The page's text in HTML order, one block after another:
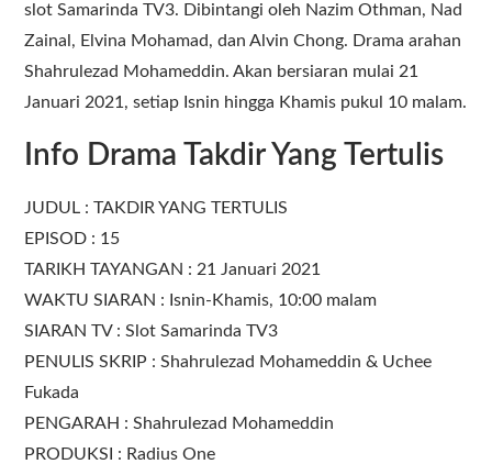
slot Samarinda TV3. Dibintangi oleh Nazim Othman, Nad
Zainal, Elvina Mohamad, dan Alvin Chong. Drama arahan
Shahrulezad Mohameddin. Akan bersiaran mulai 21
Januari 2021, setiap Isnin hingga Khamis pukul 10 malam.
Info Drama Takdir Yang Tertulis
JUDUL : TAKDIR YANG TERTULIS
EPISOD : 15
TARIKH TAYANGAN : 21 Januari 2021
WAKTU SIARAN : Isnin-Khamis, 10:00 malam
SIARAN TV : Slot Samarinda TV3
PENULIS SKRIP : Shahrulezad Mohameddin & Uchee
Fukada
PENGARAH : Shahrulezad Mohameddin
PRODUKSI : Radius One